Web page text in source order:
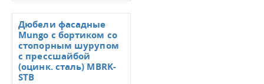
Дюбели фасадные
Mungo с бортиком со
стопорным шурупом
с прессшайбой
(оцинк. сталь) MBRK-
STB